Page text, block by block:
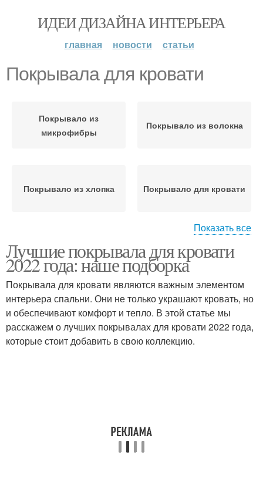
ИДЕИ ДИЗАЙНА ИНТЕРЬЕРА
главная новости статьи
Покрывала для кровати
Покрывало из
микрофибры
Покрывало из волокна
Покрывало из хлопка Покрывало для кровати
Покрывало на кровать Модные покрывала
Покрывала на кровать Покрывала в интерьере
Показать все
Лучшие покрывала для кровати
2022 года: наше подборка
Покрывала для кровати являются важным элементом
интерьера спальни. Они не только украшают кровать, но
и обеспечивают комфорт и тепло. В этой статье мы
расскажем о лучших покрывалах для кровати 2022 года,
которые стоит добавить в свою коллекцию.